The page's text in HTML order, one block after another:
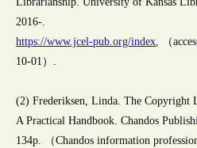
2016-.
https://www.jcel-pub.org/index, （
10-01）.
(2) Frederiksen, Linda. The Copyright
A Practical Handbook. Chandos
134p. （Chandos information